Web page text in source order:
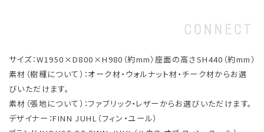
サイズ：W1950×D800×H980（約mm）座面の高さSH440（約mm）
素材（樹種について）：オーク材・ウォルナット材・チーク材からお選
びいただけます。
素材（張地について）：ファブリック・レザーからお選びいただけます。
デザイナー：FINN JUHL（フィン・ユール）